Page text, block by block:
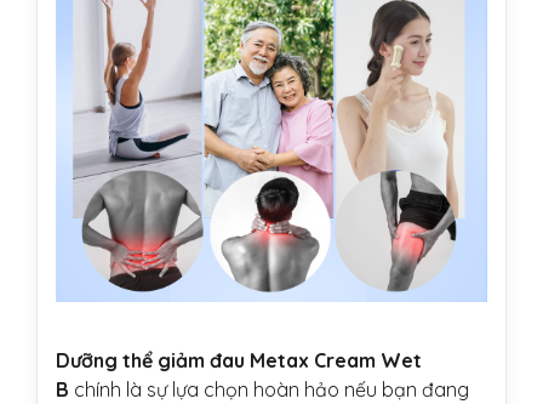
Dưỡng thể giảm đau Metax Cream Wet
B chính là sự lựa chọn hoàn hảo nếu bạn đang